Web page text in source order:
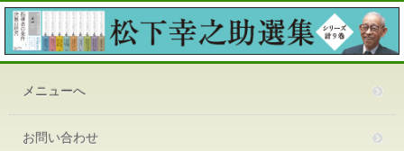
メニューへ
お問い合わせ